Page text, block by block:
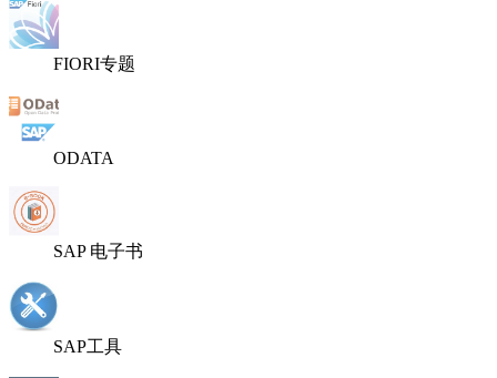
FIORI专题
ODATA
SAP 电子书
SAP工具